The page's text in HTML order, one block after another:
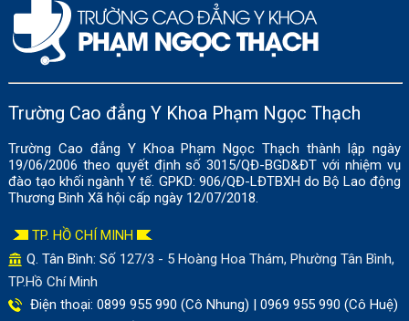
Trường Cao đẳng Y Khoa Phạm Ngọc Thạch
Trường Cao đẳng Y Khoa Phạm Ngọc Thạch thành lập ngày
19/06/2006 theo quyết định số 3015/QĐ-BGD&ĐT với nhiệm vụ
đào tạo khối ngành Y tế. GPKD: 906/QĐ-LĐTBXH do Bộ Lao động
Thương Binh Xã hội cấp ngày 12/07/2018.
TP. HỒ CHÍ MINH
Q. Tân Bình: Số 127/3 - 5 Hoàng Hoa Thám, Phường Tân Bình,
TP.Hồ Chí Minh
Điện thoại: 0899 955 990 (Cô Nhung) | 0969 955 990 (Cô Huệ)